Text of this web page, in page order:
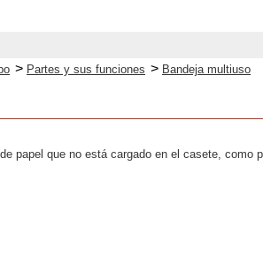
> Partes y sus funciones > Bandeja multiuso
papel que no está cargado en el casete, como